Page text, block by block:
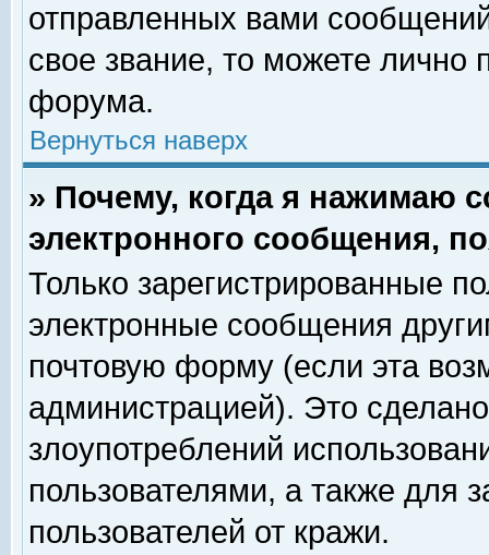
отправленных вами
свое звание, то можете лично
форума.
Вернуться наверх
» Почему, когда я нажимаю
электронного сообщения,
Только зарегистрированные
электронные сообщения
почтовую форму (если эта
администрацией). Это
злоупотреблений
пользователями, а также для
пользователей от кражи.